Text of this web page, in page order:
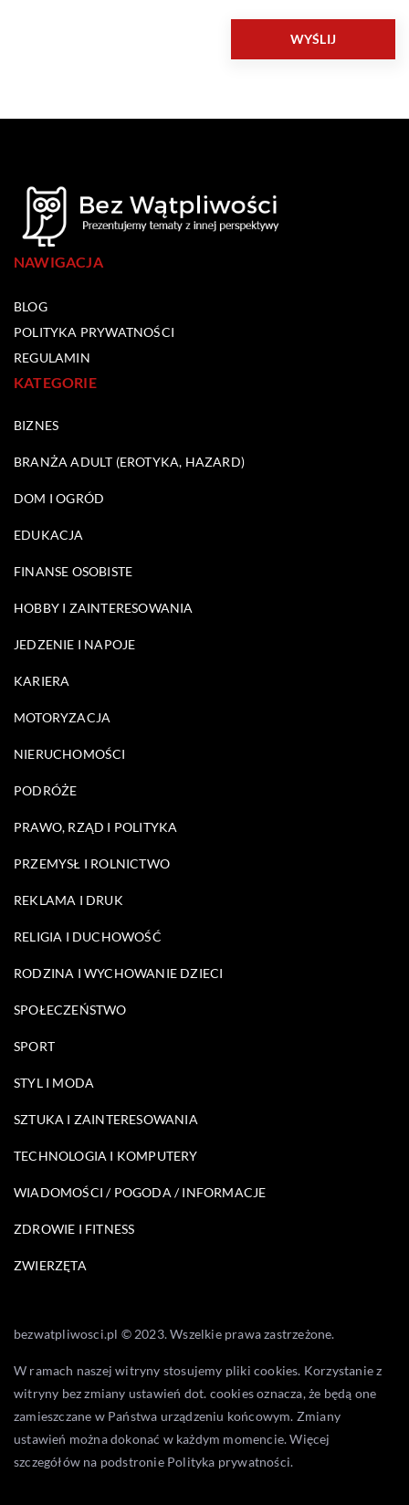
NAWIGACJA
BLOG
POLITYKA PRYWATNOŚCI
REGULAMIN
KATEGORIE
BIZNES
BRANŻA ADULT (EROTYKA, HAZARD)
DOM I OGRÓD
EDUKACJA
FINANSE OSOBISTE
HOBBY I ZAINTERESOWANIA
JEDZENIE I NAPOJE
KARIERA
MOTORYZACJA
NIERUCHOMOŚCI
PODRÓŻE
PRAWO, RZĄD I POLITYKA
PRZEMYSŁ I ROLNICTWO
REKLAMA I DRUK
RELIGIA I DUCHOWOŚĆ
RODZINA I WYCHOWANIE DZIECI
SPOŁECZEŃSTWO
SPORT
STYL I MODA
SZTUKA I ZAINTERESOWANIA
TECHNOLOGIA I KOMPUTERY
WIADOMOŚCI / POGODA / INFORMACJE
ZDROWIE I FITNESS
ZWIERZĘTA
bezwatpliwosci.pl © 2023. Wszelkie prawa zastrzeżone.
W ramach naszej witryny stosujemy pliki cookies. Korzystanie z
witryny bez zmiany ustawień dot. cookies oznacza, że będą one
zamieszczane w Państwa urządzeniu końcowym. Zmiany
ustawień można dokonać w każdym momencie. Więcej
szczegółów na podstronie Polityka prywatności.